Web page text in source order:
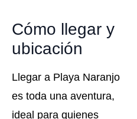
Cómo llegar y
ubicación
Llegar a Playa Naranjo
es toda una aventura,
ideal para quienes